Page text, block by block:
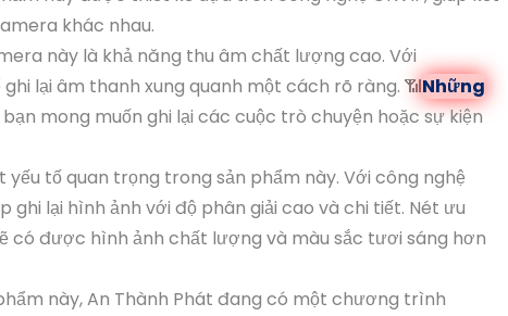
khác nhau.
này là khả năng thu âm chất lượng cao. Với
lại âm thanh xung quanh một cách rõ ràng. 📶Những
mong muốn ghi lại các cuộc trò chuyện hoặc sự kiện
yếu tố quan trọng trong sản phẩm này. Với công nghệ
ghi lại hình ảnh với độ phân giải cao và chi tiết. Nét ưu
có được hình ảnh chất lượng và màu sắc tươi sáng hơn
này, An Thành Phát đang có một chương trình